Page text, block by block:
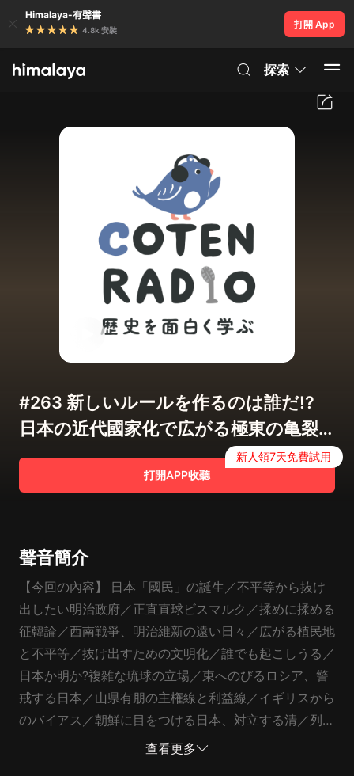
Himalaya-有聲書
4.8k 安裝
打開 App
探索
#263 新しいルールを作るのは誰だ!?
日本の近代國家化で広がる極東の亀裂
【COTEN RADIO】
打開APP收聽
新人領7天免費試用
聲音簡介
【今回の內容】 日本「國民」の誕生／不平等から抜け
出したい明治政府／正直直球ビスマルク／揉めに揉める
征韓論／西南戦爭、明治維新の遠い日々／広がる植民地
と不平等／抜け出すための文明化／誰でも起こしうる／
日本か明か?複雑な琉球の立場／東へのびるロシア、警
戒する日本／山県有朋の主権線と利益線／イギリスから
のバイアス／朝鮮に目をつける日本、対立する清／列強
的ふるまい／弱いものたちが夕暮れ／互いの立場からみ
查看更多